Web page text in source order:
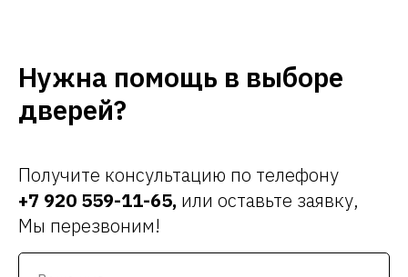
Нужна помощь в выборе
дверей?
Получите консультацию по телефону
+7 920 559-11-65, или оставьте заявку,
Мы перезвоним!